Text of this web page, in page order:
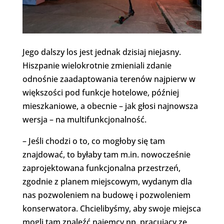
Jego dalszy los jest jednak dzisiaj niejasny.
Hiszpanie wielokrotnie zmieniali zdanie
odnośnie zaadaptowania terenów najpierw w
większości pod funkcje hotelowe, później
mieszkaniowe, a obecnie – jak głosi najnowsza
wersja – na multifunkcjonalność.
– Jeśli chodzi o to, co mogłoby się tam
znajdować, to byłaby tam m.in. nowocześnie
zaprojektowana funkcjonalna przestrzeń,
zgodnie z planem miejscowym, wydanym dla
nas pozwoleniem na budowę i pozwoleniem
konserwatora. Chcielibyśmy, aby swoje miejsca